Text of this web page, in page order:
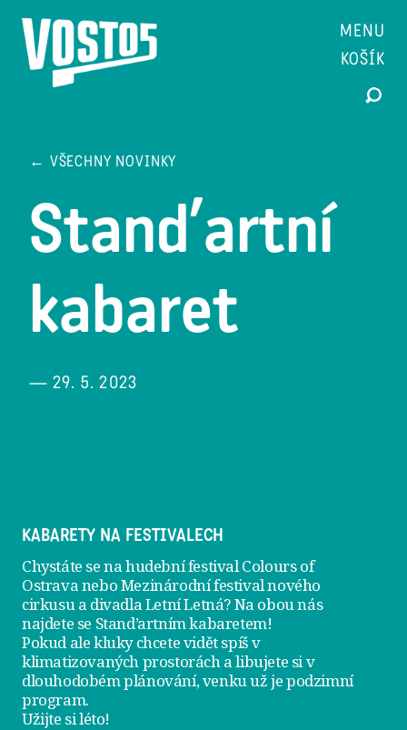
MENU
KOŠÍK
← VŠECHNY NOVINKY
Stand’artní
kabaret
— 29. 5. 2023
KABARETY NA FESTIVALECH
Chystáte se na hudební festival Colours of
Ostrava nebo Mezinárodní festival nového
cirkusu a divadla Letní Letná? Na obou nás
najdete se Stand’artním kabaretem!
Pokud ale kluky chcete vidět spíš v
klimatizovaných prostorách a libujete si v
dlouhodobém plánování, venku už jepodzimní
program.
Užijte si léto!